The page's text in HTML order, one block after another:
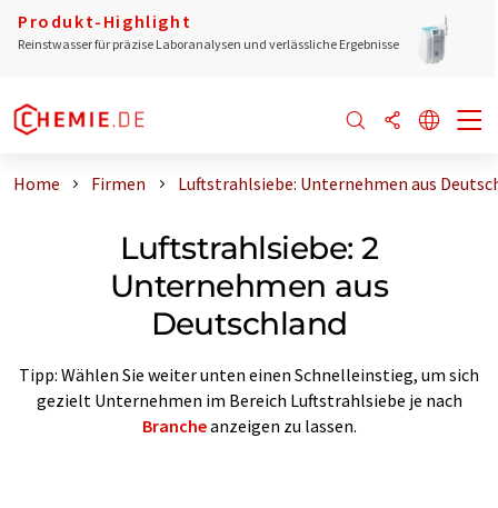
Produkt-Highlight
Reinstwasser für präzise Laboranalysen und verlässliche Ergebnisse
Home Firmen Luftstrahlsiebe: Unternehmen aus
Luftstrahlsiebe: 2
Unternehmen aus
Deutschland
Tipp: Wählen Sie weiter unten einen Schnelleinstieg, um sich
gezielt Unternehmen im Bereich Luftstrahlsiebe je nach
Brancheanzeigen zu lassen.